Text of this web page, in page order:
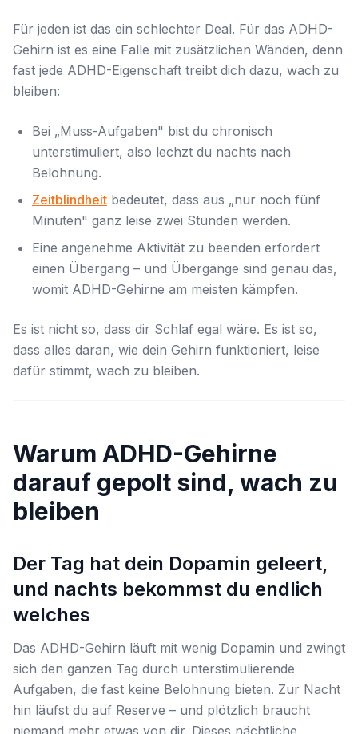
Für jeden ist das ein schlechter Deal. Für das ADHD-
Gehirn ist es eine Falle mit zusätzlichen Wänden, denn
fast jede ADHD-Eigenschaft treibt dich dazu, wach zu
bleiben:
Bei „Muss-Aufgaben" bist du chronisch
unterstimuliert, also lechzt du nachts nach
Belohnung.
Zeitblindheit bedeutet, dass aus „nur noch fünf
Minuten" ganz leise zwei Stunden werden.
Eine angenehme Aktivität zu beenden erfordert
einen Übergang – und Übergänge sind genau das,
womit ADHD-Gehirne am meisten kämpfen.
Es ist nicht so, dass dir Schlaf egal wäre. Es ist so,
dass alles daran, wie dein Gehirn funktioniert, leise
dafür stimmt, wach zu bleiben.
Warum ADHD-Gehirne
darauf gepolt sind, wach zu
bleiben
Der Tag hat dein Dopamin geleert,
und nachts bekommst du endlich
welches
Das ADHD-Gehirn läuft mit wenig Dopamin und zwingt
sich den ganzen Tag durch unterstimulierende
Aufgaben, die fast keine Belohnung bieten. Zur Nacht
hin läufst du auf Reserve – und plötzlich braucht
niemand mehr etwas von dir. Dieses nächtliche